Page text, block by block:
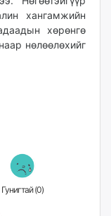
хангамжийн
хөрөнгө
нөлөөлөхийг
Гунигтай (0)